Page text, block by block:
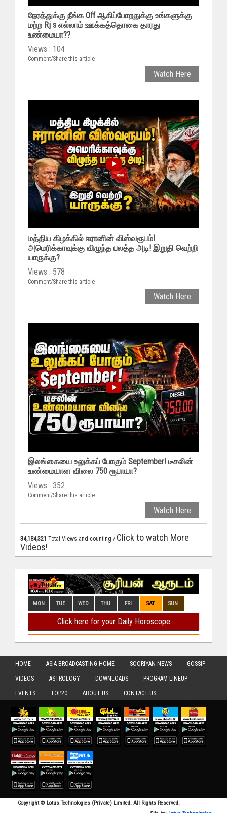
நேரத்துக்கு நீங்க Off ஆகிப்போறதுக்கு உங்களுக்கு
மற்ற Rj s எல்லாம் ஊக்கத்தொகை தாரது
உண்மையா??
Views : 104
Comment/Share this article
Watch Here
மத்திய கிழக்கில் ஈரானின் விஸ்வரூபம்!
அமெரிக்காவுக்கு விழுந்த பலத்த அடி! இறுதி வெற்றி
யாருக்கு?
Views : 578
Comment/Share this article
Watch Here
இலங்கையை உலுக்கப் போகும் September! டீசலின்
உண்மையான விலை 750 ரூபாயா?
Views : 352
Comment/Share this article
Watch Here
34,184,321 Total Views and counting / Click to watch More
Videos!
HOME ASIA BROADCASTING HOME SOORIYAN NEWS GOSSIP
VIDEOS ASTROLOGY DOWNLOADS PROGRAM LINEUP
EVENTS TOP20 ABOUT US CONTACT US
Copyright © Lotus Technologies (Private) Limited. All Rights Reserved.